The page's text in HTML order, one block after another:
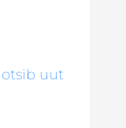
uut